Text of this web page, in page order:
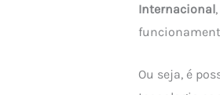
Internacional
Ou seja, é